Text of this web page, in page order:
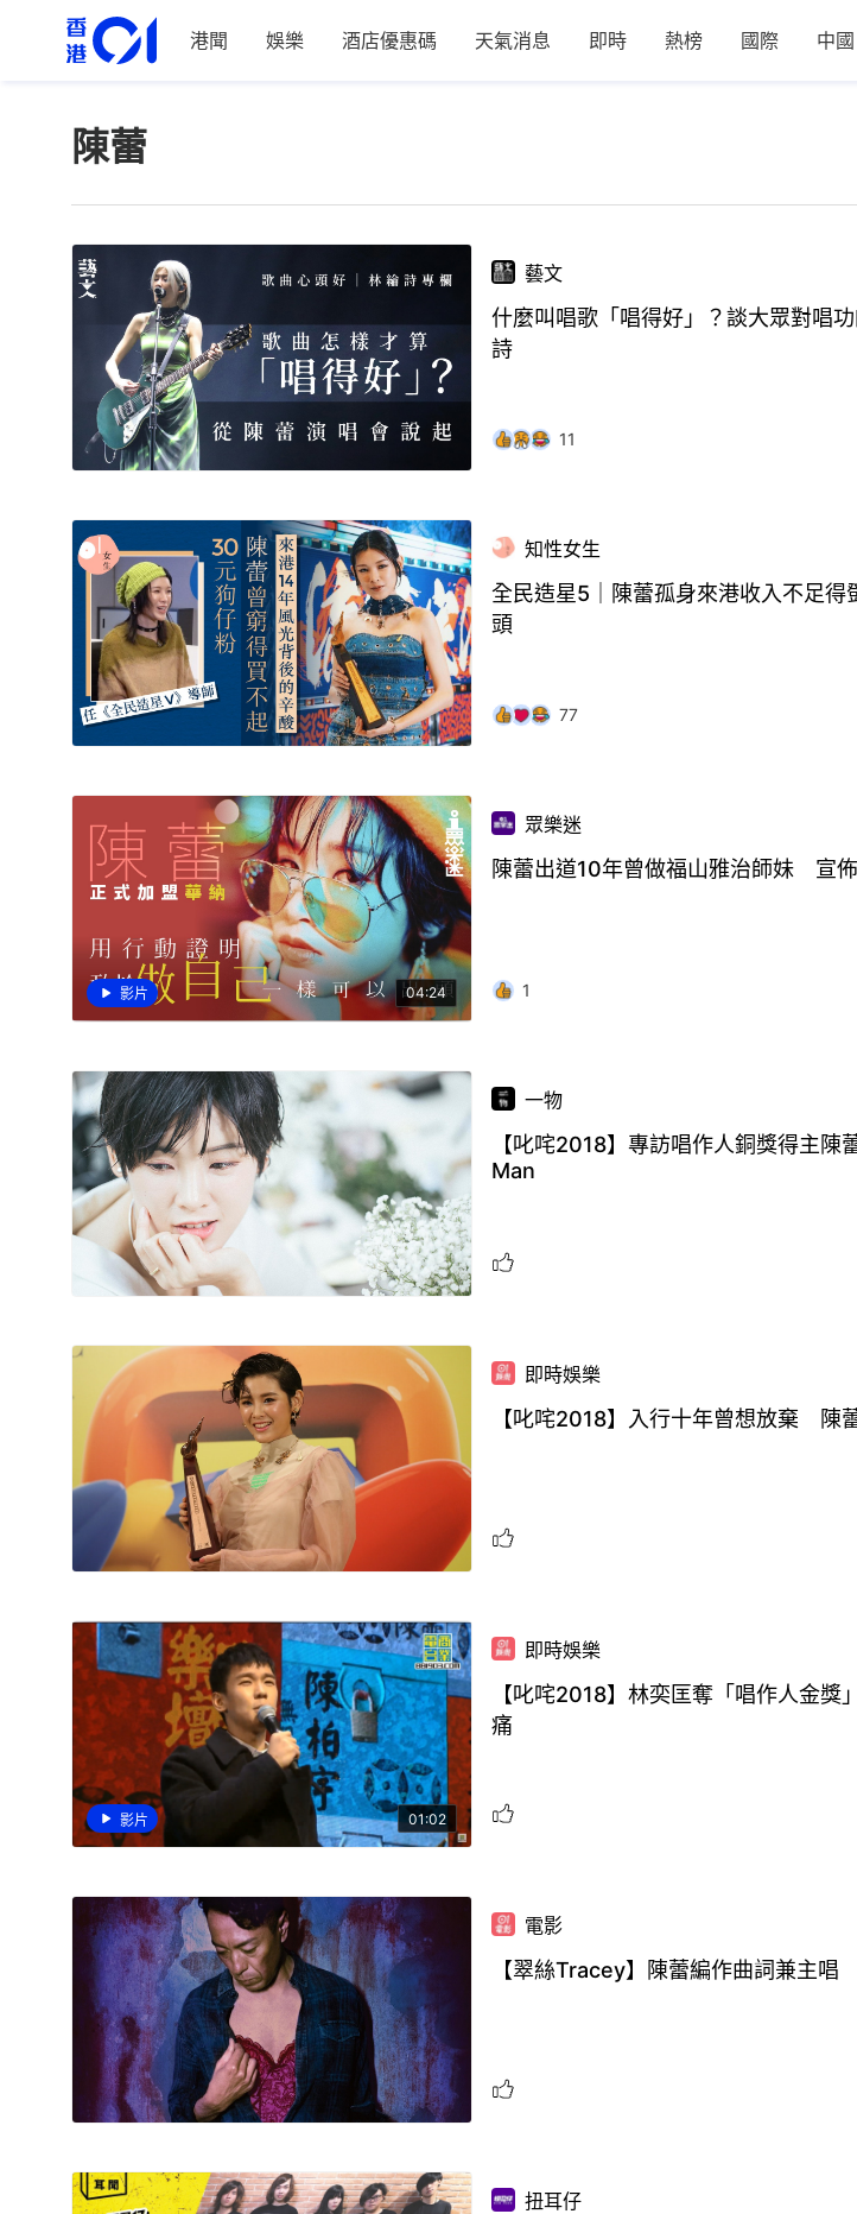
港聞 娛樂 酒店優惠碼 天氣消息 即時 熱榜 國際 中國
陳蕾
藝文
什麼叫唱歌「唱得好」？談大眾對唱
詩
11
知性女生
全民造星5｜陳蕾孤身來港收入不足得
頭
77
影片 04:24
眾樂迷
陳蕾出道10年曾做福山雅治師妹 宣佈
1
一物
【叱咤2018】專訪唱作人銅獎得主陳
Man
即時娛樂
【叱咤2018】入行十年曾想放棄 陳
影片 01:02
即時娛樂
【叱咤2018】林奕匡奪「唱作人金
痛
電影
【翠絲Tracey】陳蕾編作曲詞兼主
扭耳仔